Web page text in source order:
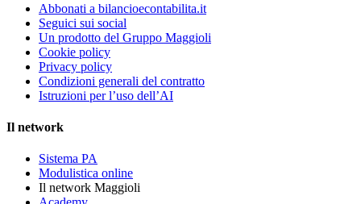
Abbonati a bilancioecontabilita.it
Seguici sui social
Un prodotto del Gruppo Maggioli
Cookie policy
Privacy policy
Condizioni generali del contratto
Istruzioni per l’uso dell’AI
Il network
Sistema PA
Modulistica online
Il network Maggioli